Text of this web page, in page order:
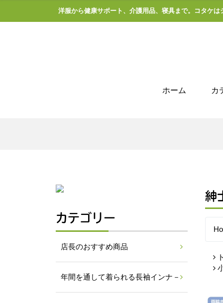
洋服から健康サポート、介護用品、寝具まで。コタケ
ホーム カ
紳
カテゴリー
店長のおすすめ商品
年間を通して着られる長袖インナ－